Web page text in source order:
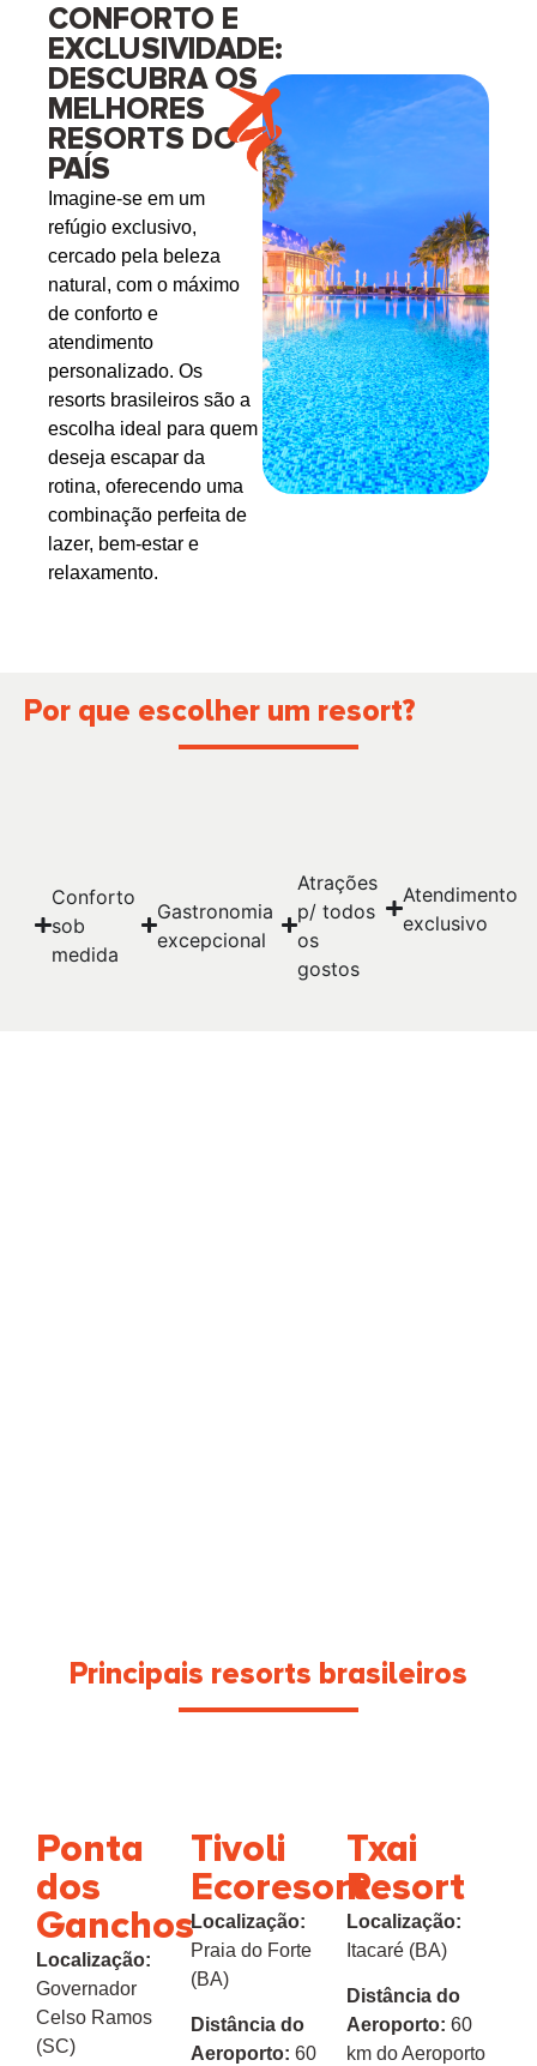
CONFORTO E
EXCLUSIVIDADE:
DESCUBRA OS
MELHORES
RESORTS DO
PAÍS
Imagine-se em um
refúgio exclusivo,
cercado pela beleza
natural, com o máximo
de conforto e
atendimento
personalizado. Os
resorts brasileiros são a
escolha ideal para quem
deseja escapar da
rotina, oferecendo uma
combinação perfeita de
lazer, bem-estar e
relaxamento.
Por que escolher um resort?
Conforto
sob
medida
Gastronomia
excepcional
Atrações
p/ todos
os
gostos
Atendimento
exclusivo
Principais resorts brasileiros
Ponta
dos
Ganchos
Localização:
Governador
Celso Ramos
(SC)
Tivoli
Ecoresort
Localização:
Praia do Forte
(BA)
Distância do
Aeroporto: 60
Txai
Resort
Localização:
Itacaré (BA)
Distância do
Aeroporto: 60
km do Aeroporto